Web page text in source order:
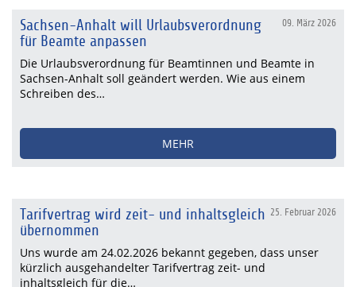
09. März 2026
Sachsen-Anhalt will Urlaubsverordnung
für Beamte anpassen
Die Urlaubsverordnung für Beamtinnen und Beamte in
Sachsen-Anhalt soll geändert werden. Wie aus einem
Schreiben des…
MEHR
25. Februar 2026
Tarifvertrag wird zeit- und inhaltsgleich
übernommen
Uns wurde am 24.02.2026 bekannt gegeben, dass unser
kürzlich ausgehandelter Tarifvertrag zeit- und
inhaltsgleich für die…